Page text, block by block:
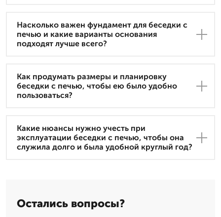
Насколько важен фундамент для беседки с
печью и какие варианты основания
подходят лучше всего?
Как продумать размеры и планировку
беседки с печью, чтобы ею было удобно
пользоваться?
Какие нюансы нужно учесть при
эксплуатации беседки с печью, чтобы она
служила долго и была удобной круглый год?
Остались вопросы?